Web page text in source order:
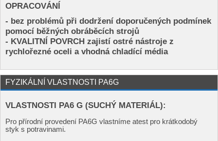
OPRACOVÁNÍ
- bez problémů při dodržení doporučených podmínek
pomocí běžných obráběcích strojů
- KVALITNÍ POVRCH zajistí ostré nástroje z
rychlořezné oceli a vhodná chladící média
FYZIKÁLNÍ VLASTNOSTI PA6G
VLASTNOSTI PA6 G (SUCHÝ MATERIÁL):
Pro přírodní provedení PA6G vlastníme atest pro krátkodobý
styk s potravinami.